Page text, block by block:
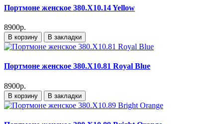
Портмоне женское 380.X10.14 Yellow
8900р.
В корзину В закладки
Портмоне женское 380.X10.81 Royal Blue
8900р.
В корзину В закладки